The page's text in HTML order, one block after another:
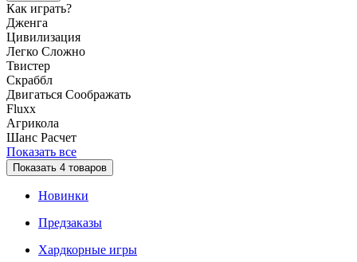
Как играть?
Дженга
Цивилизация
Легко Сложно
Твистер
Скраббл
Двигаться Соображать
Fluxx
Агрикола
Шанс Расчет
Показать все
Показать 4 товаров
Новинки
Предзаказы
Хардкорные игры